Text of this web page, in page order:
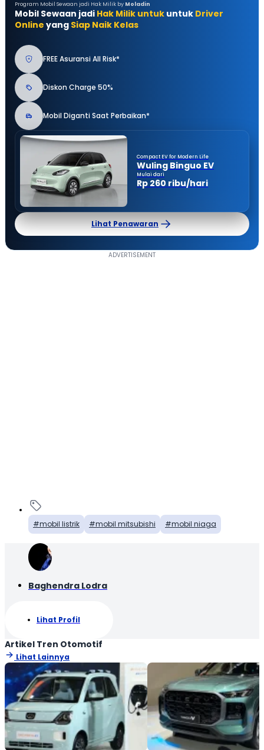
Program Mobil Sewaan jadi Hak Milik by Moladin
Mobil Sewaan jadi Hak Milik untuk untuk Driver
Online yang Siap Naik Kelas
FREE Asuransi All Risk*
Diskon Charge 50%
Mobil Diganti Saat Perbaikan*
Compact EV for Modern Life
Wuling Binguo EV
Mulai dari
Rp 260 ribu/hari
Lihat Penawaran
mobil listrik mobil mitsubishi mobil niaga
Baghendra Lodra
Lihat Profil
Artikel Tren Otomotif
Lihat Lainnya